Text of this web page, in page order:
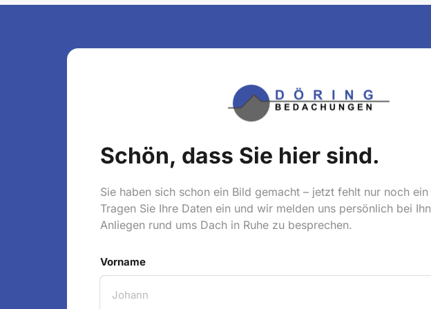
Schön, dass Sie hier sind.
Sie haben sich schon ein Bild gemacht – jetzt fehlt nur noch
Tragen Sie Ihre Daten ein und wir melden uns persönlich bei
Anliegen rund ums Dach in Ruhe zu besprechen.
Vorname
Vorname